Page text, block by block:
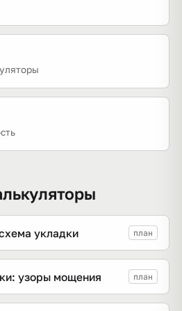
укладки план
узоры мощения план